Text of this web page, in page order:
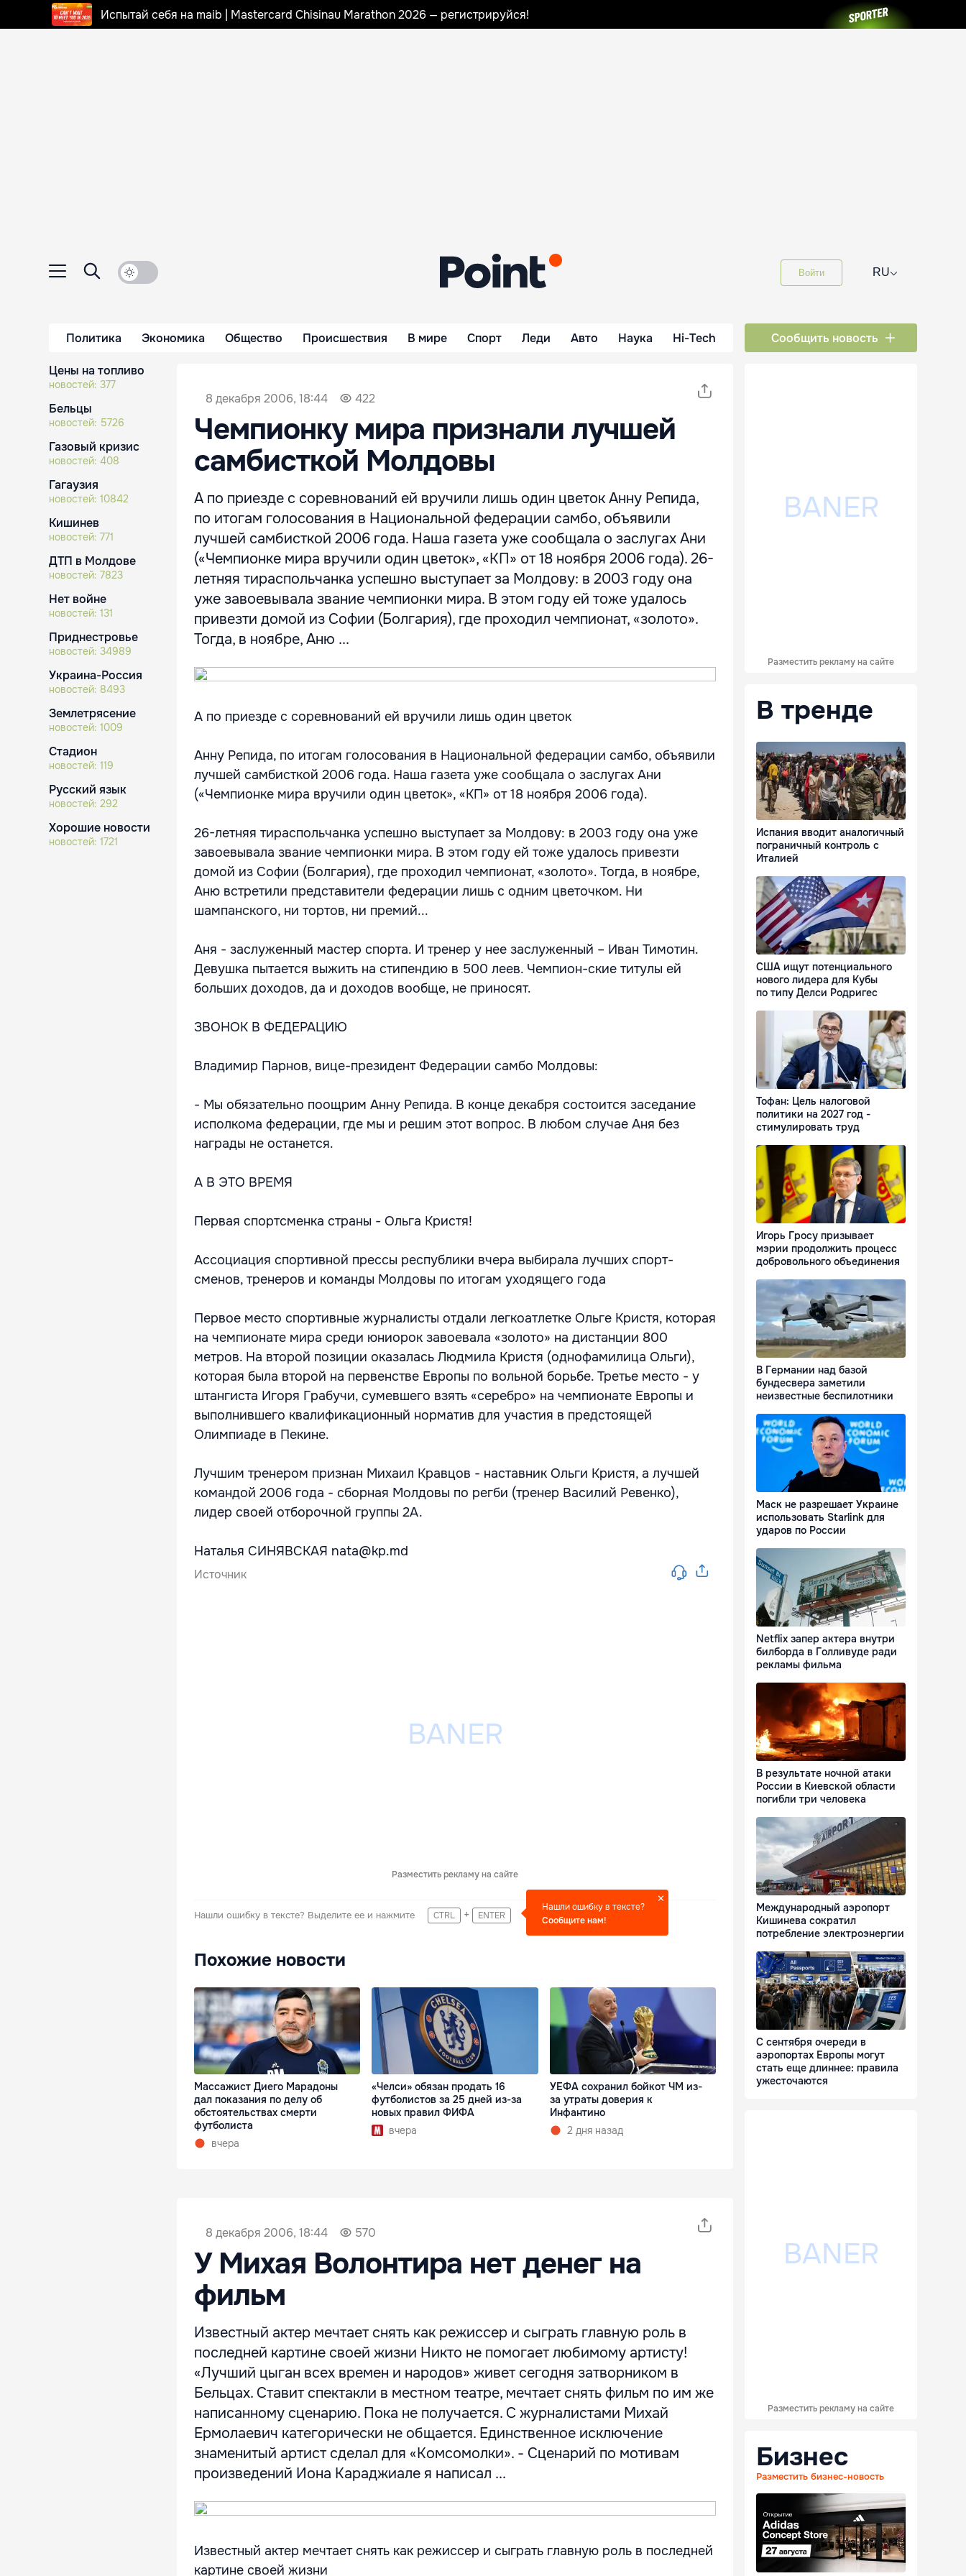
Испытай себя на maib | Mastercard Chisinau Marathon 2026 — регистрируйся!
Войти RU⌵
Политика Экономика Общество Происшествия В мире Спорт Леди Авто Наука Hi-Tech Сообщить новость
Цены на топливо
новостей: 377
Бельцы
новостей: 5726
Газовый кризис
новостей: 408
Гагаузия
новостей: 10842
Кишинев
новостей: 771
ДТП в Молдове
новостей: 7823
Нет войне
новостей: 131
Приднестровье
новостей: 34989
Украина-Россия
новостей: 8493
Землетрясение
новостей: 1009
Стадион
новостей: 119
Русский язык
новостей: 292
Хорошие новости
новостей: 1721
8 декабря 2006, 18:44 422
Чемпионку мира признали лучшей
самбисткой Молдовы
А по приезде с соревнований ей вручили лишь один цветок Анну Репида,
по итогам голосования в Национальной федерации самбо, объявили
лучшей самбисткой 2006 года. Наша газета уже сообщала о заслугах Ани
(«Чемпионке мира вручили один цветок», «КП» от 18 ноября 2006 года). 26-
летняя тираспольчанка успешно выступает за Молдову: в 2003 году она
уже завоевывала звание чемпионки мира. В этом году ей тоже удалось
привезти домой из Софии (Болгария), где проходил чемпионат, «золото».
Тогда, в ноябре, Аню ...
А по приезде с соревнований ей вручили лишь один цветок
Анну Репида, по итогам голосования в Национальной федерации самбо, объявили
лучшей самбисткой 2006 года. Наша газета уже сообщала о заслугах Ани
(«Чемпионке мира вручили один цветок», «КП» от 18 ноября 2006 года).
26-летняя тираспольчанка успешно выступает за Молдову: в 2003 году она уже
завоевывала звание чемпионки мира. В этом году ей тоже удалось привезти
домой из Софии (Болгария), где проходил чемпионат, «золото». Тогда, в ноябре,
Аню встретили представители федерации лишь с одним цветочком. Ни
шампанского, ни тортов, ни премий...
Аня - заслуженный мастер спорта. И тренер у нее заслуженный – Иван Тимотин.
Девушка пытается выжить на стипендию в 500 леев. Чемпион-ские титулы ей
больших доходов, да и доходов вообще, не приносят.
ЗВОНОК В ФЕДЕРАЦИЮ
Владимир Парнов, вице-президент Федерации самбо Молдовы:
- Мы обязательно поощрим Анну Репида. В конце декабря состоится заседание
исполкома федерации, где мы и решим этот вопрос. В любом случае Аня без
награды не останется.
А В ЭТО ВРЕМЯ
Первая спортсменка страны - Ольга Кристя!
Ассоциация спортивной прессы республики вчера выбирала лучших спорт-
сменов, тренеров и команды Молдовы по итогам уходящего года
Первое место спортивные журналисты отдали легкоатлетке Ольге Кристя, которая
на чемпионате мира среди юниорок завоевала «золото» на дистанции 800
метров. На второй позиции оказалась Людмила Кристя (однофамилица Ольги),
которая была второй на первенстве Европы по вольной борьбе. Третье место - у
штангиста Игоря Грабучи, сумевшего взять «серебро» на чемпионате Европы и
выполнившего квалификационный норматив для участия в предстоящей
Олимпиаде в Пекине.
Лучшим тренером признан Михаил Кравцов - наставник Ольги Кристя, а лучшей
командой 2006 года - сборная Молдовы по регби (тренер Василий Ревенко),
лидер своей отборочной группы 2А.
Наталья СИНЯВСКАЯ nata@kp.md
Источник
Разместить рекламу на сайте
Нашли ошибку в тексте? Выделите ее и нажмите CTRL + ENTER
Нашли ошибку в тексте?
Сообщите нам!
Похожие новости
Массажист Диего Марадоны
дал показания по делу об
обстоятельствах смерти
футболиста
вчера
«Челси» обязан продать 16
футболистов за 25 дней из-за
новых правил ФИФА
вчера
УЕФА сохранил бойкот ЧМ из-
за утраты доверия к
Инфантино
2 дня назад
8 декабря 2006, 18:44 570
У Михая Волонтира нет денег на
фильм
Известный актер мечтает снять как режиссер и сыграть главную роль в
последней картине своей жизни Никто не помогает любимому артисту!
«Лучший цыган всех времен и народов» живет сегодня затворником в
Бельцах. Ставит спектакли в местном театре, мечтает снять фильм по им же
написанному сценарию. Пока не получается. С журналистами Михай
Ермолаевич категорически не общается. Единственное исключение
знаменитый артист сделал для «Комсомолки». - Сценарий по мотивам
произведений Иона Караджиале я написал ...
Известный актер мечтает снять как режиссер и сыграть главную роль в последней
картине своей жизни
Разместить рекламу на сайте
В тренде
Испания вводит аналогичный
пограничный контроль с
Италией
США ищут потенциального
нового лидера для Кубы
по типу Делси Родригес
Тофан: Цель налоговой
политики на 2027 год -
стимулировать труд
Игорь Гросу призывает
мэрии продолжить процесс
добровольного объединения
В Германии над базой
бундесвера заметили
неизвестные беспилотники
Маск не разрешает Украине
использовать Starlink для
ударов по России
Netflix запер актера внутри
билборда в Голливуде ради
рекламы фильма
В результате ночной атаки
России в Киевской области
погибли три человека
Международный аэропорт
Кишинева сократил
потребление электроэнергии
С сентября очереди в
аэропортах Европы могут
стать еще длиннее: правила
ужесточаются
Разместить рекламу на сайте
Бизнес
Разместить бизнес-новость